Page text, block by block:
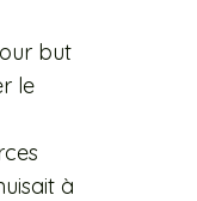
but
le
à